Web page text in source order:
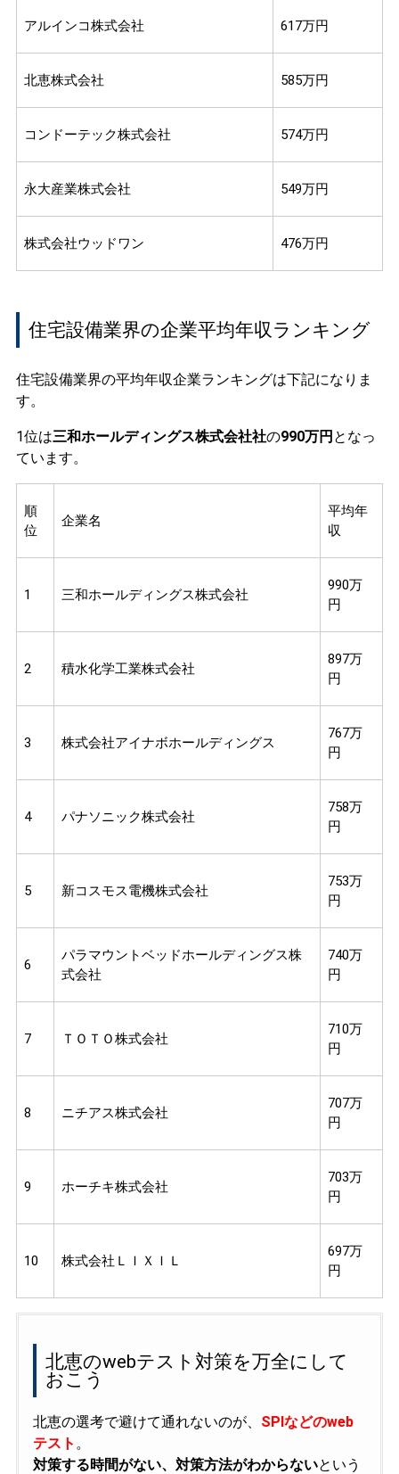
アルインコ株式会社 617万円
北恵株式会社 585万円
コンドーテック株式会社 574万円
永大産業株式会社 549万円
株式会社ウッドワン 476万円
住宅設備業界の企業平均年収ランキング
住宅設備業界の平均年収企業ランキングは下記になりま
す。
1位は三和ホールディングス株式会社社の990万円 となっ
ています。
順
位
企業名
平均年
収
1 三和ホールディングス株式会社
990万
円
2 積水化学工業株式会社
897万
円
3 株式会社アイナボホールディングス
767万
円
4 パナソニック株式会社
758万
円
5 新コスモス電機株式会社
753万
円
6
パラマウントベッドホールディングス株
式会社
740万
円
7 ＴＯＴＯ株式会社
710万
円
8 ニチアス株式会社
707万
円
9 ホーチキ株式会社
703万
円
10 株式会社ＬＩＸＩＬ
697万
円
北恵のwebテスト対策を万全にして
おこう
北恵の選考で避けて通れないのが、 SPIなどのweb
テスト 。
対策する時間がない、対策方法がわからないという